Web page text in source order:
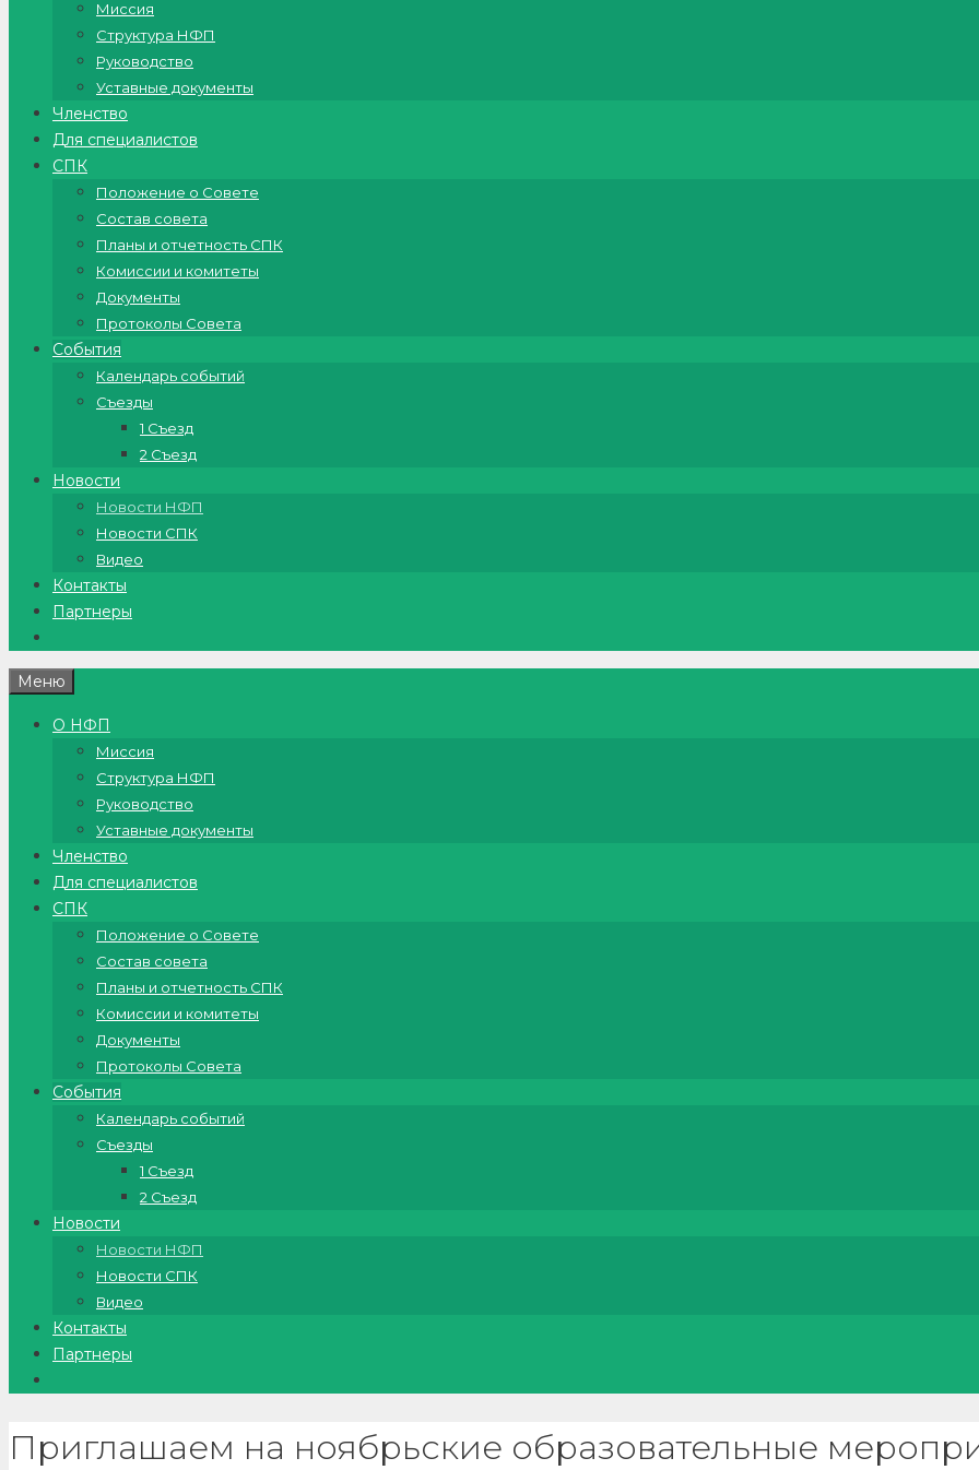
Миссия
Структура НФП
Руководство
Уставные документы
Членство
Для специалистов
СПК
Положение о Совете
Состав совета
Планы и отчетность СПК
Комиссии и комитеты
Документы
Протоколы Совета
События
Календарь событий
Съезды
1 Съезд
2 Съезд
Новости
Новости НФП
Новости СПК
Видео
Контакты
Партнеры
Меню
О НФП
Миссия
Структура НФП
Руководство
Уставные документы
Членство
Для специалистов
СПК
Положение о Совете
Состав совета
Планы и отчетность СПК
Комиссии и комитеты
Документы
Протоколы Совета
События
Календарь событий
Съезды
1 Съезд
2 Съезд
Новости
Новости НФП
Новости СПК
Видео
Контакты
Партнеры
Приглашаем на ноябрьские образовательные